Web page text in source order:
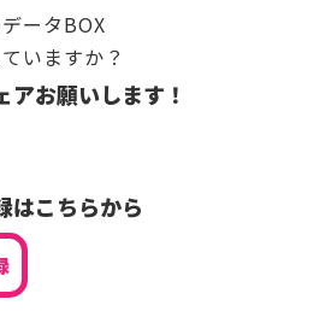
ータBOX
いますか？
お願いします！
はこちらから